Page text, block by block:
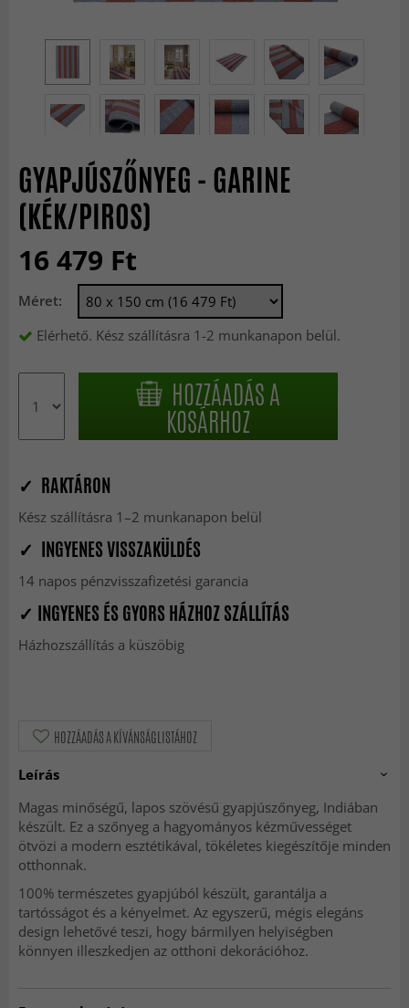
GYAPJÚSZŐNYEG - GARINE
(KÉK/PIROS)
16 479 Ft
Méret:
Elérhető. Kész szállításra 1-2 munkanapon belül.
HOZZÁADÁS A
KOSÁRHOZ
✓ RAKTÁRON
Kész szállításra 1–2 munkanapon belül
✓ INGYENES VISSZAKÜLDÉS
14 napos pénzvisszafizetési garancia
✓ INGYENES ÉS GYORS HÁZHOZ SZÁLLÍTÁS
Házhozszállítás a küszöbig
HOZZÁADÁS A KÍVÁNSÁGLISTÁHOZ
Leírás
Magas minőségű, lapos szövésű gyapjúszőnyeg, Indiában
készült. Ez a szőnyeg a hagyományos kézművességet
ötvözi a modern esztétikával, tökéletes kiegészítője minden
otthonnak.
100% természetes gyapjúból készült, garantálja a
tartósságot és a kényelmet. Az egyszerű, mégis elegáns
design lehetővé teszi, hogy bármilyen helyiségben
könnyen illeszkedjen az otthoni dekorációhoz.